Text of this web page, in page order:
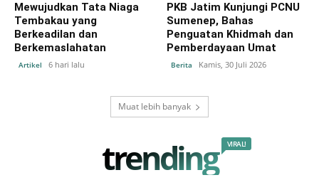
Mewujudkan Tata Niaga
Tembakau yang
Berkeadilan dan
Berkemaslahatan
Artikel 6 hari lalu
PKB Jatim Kunjungi PCNU
Sumenep, Bahas
Penguatan Khidmah dan
Pemberdayaan Umat
Berita Kamis, 30 Juli 2026
Muat lebih banyak
trending VIRAL!